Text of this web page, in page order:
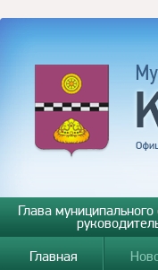
Глава
Главная